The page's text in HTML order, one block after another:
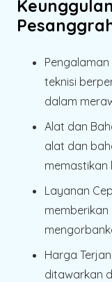
teknisi
dalam
Alat dan
alat dan
memastikan
Layanan
Harga
ditawarkan